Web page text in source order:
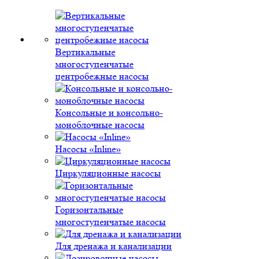
Вертикальные
многоступенчатые
центробежные насосы
Консольные и консольно-
моноблочные насосы
Насосы «Inline»
Циркуляционные насосы
Горизонтальные
многоступенчатые насосы
Для дренажа и канализации